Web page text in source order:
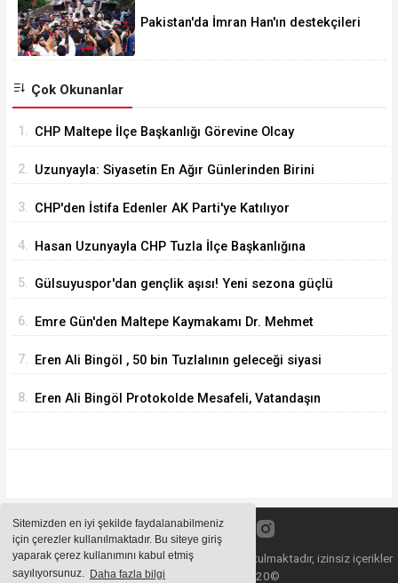
Sitemizden en iyi şekilde faydalanabilmeniz
için çerezler kullanılmaktadır. Bu siteye giriş
yaparak çerez kullanımını kabul etmiş
sayılıyorsunuz. Daha fazla bilgi
Pakistan'da İmran Han'ın destekçileri
Çok Okunanlar
1. CHP Maltepe İlçe Başkanlığı Görevine Olcay
2. Uzunyayla: Siyasetin En Ağır Günlerinden Birini
3. CHP'den İstifa Edenler AK Parti'ye Katılıyor
4. Hasan Uzunyayla CHP Tuzla İlçe Başkanlığına
5. Gülsuyuspor'dan gençlik aşısı! Yeni sezona güçlü
6. Emre Gün'den Maltepe Kaymakamı Dr. Mehmet
7. Eren Ali Bingöl , 50 bin Tuzlalının geleceği siyasi
8. Eren Ali Bingöl Protokolde Mesafeli, Vatandaşın
Sitemizde bulunan içeriklerin tüm hakları saklı tutulmaktadır, izinsiz içerikler
kullanılamaz. Copyright 2020©